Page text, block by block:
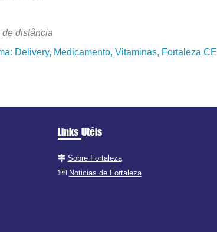
de distância
Delivery, Medicamento, Vitaminas, Fortaleza CE
Links Utéis
Sobre Fortaleza
Noticias de Fortaleza